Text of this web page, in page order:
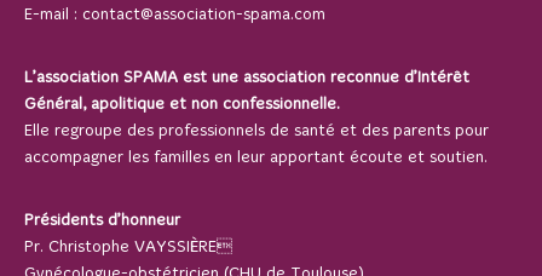
E-mail : contact@association-spama.com
L’association SPAMA est une association reconnue d’Intérêt
Général, apolitique et non confessionnelle.
Elle regroupe des professionnels de santé et des parents pour
accompagner les familles en leur apportant écoute et soutien.
Présidents d’honneur
Pr. Christophe VAYSSIÈRE